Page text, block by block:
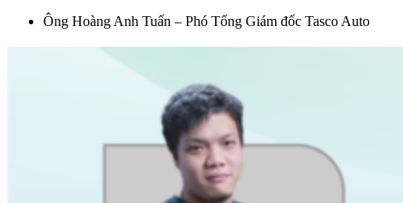
Ông Hoàng Anh Tuấn – Phó Tổng Giám đốc Tasco Auto